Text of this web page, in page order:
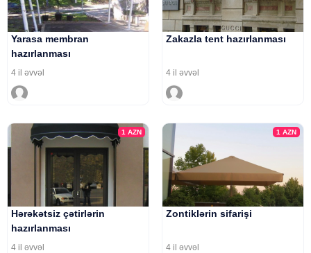
Yarasa membran
hazırlanması
4 il əvvəl
Zakazla tent hazırlanması
4 il əvvəl
1AZN
Hərəkətsiz çətirlərin
hazırlanması
4 il əvvəl
1 AZN
Zontiklərin sifarişi
4 il əvvəl